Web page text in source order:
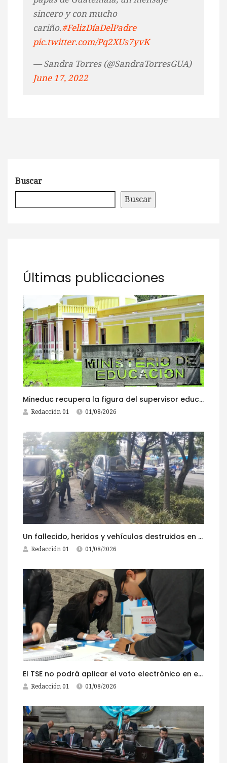
sincero y con mucho
cariño.#FelizDíaDelPadre
pic.twitter.com/Pq2XUs7yvK
— Sandra Torres (@SandraTorresGUA)
June 17, 2022
Buscar
Buscar
Últimas publicaciones
Mineduc recupera la figura del supervisor educativo con 968 plazas
Redacción 01 01/08/2026
Un fallecido, heridos y vehículos destruidos en accidentes registrados este 1 de agosto
Redacción 01 01/08/2026
El TSE no podrá aplicar el voto electrónico en el extranjero, pese a la reciente actualización de su reglamento
Redacción 01 01/08/2026